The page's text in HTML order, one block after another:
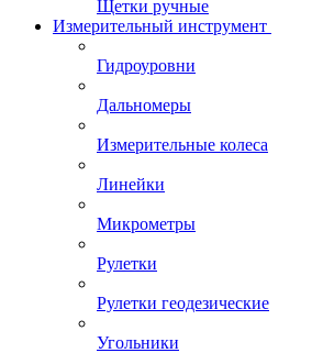
Щетки ручные
Измерительный инструмент
Гидроуровни
Дальномеры
Измерительные колеса
Линейки
Микрометры
Рулетки
Рулетки геодезические
Угольники